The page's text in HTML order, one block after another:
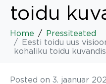
toidu
Home
Pressiteated
Eesti toidu uus
kohaliku toidu
Posted on 3. jaanuar